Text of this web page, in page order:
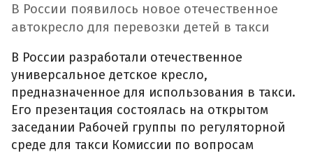
В России появилось новое отечественное
автокресло для перевозки детей в такси
В России разработали отечественное
универсальное детское кресло,
предназначенное для использования в такси.
Его презентация состоялась на открытом
заседании Рабочей группы по регуляторной
среде для такси Комиссии по вопросам